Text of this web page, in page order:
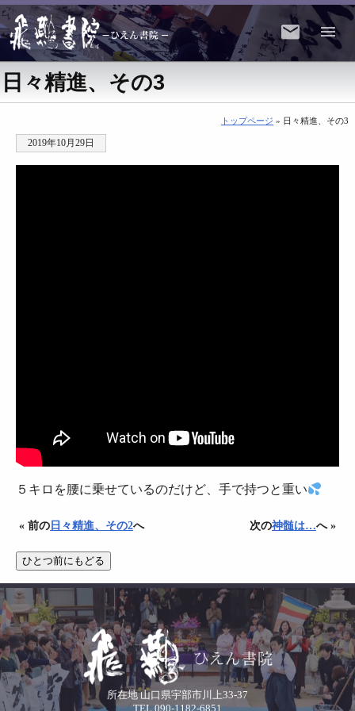
日々精進、その3
トップページ » 日々精進、その3
2019年10月29日
５キロを腰に乗せているのだけど、手で持つと重い
« 前の日々精進、その2へ 次の神髄は…へ »
所在地 山口県宇部市川上33-37
TEL.090-1182-6851